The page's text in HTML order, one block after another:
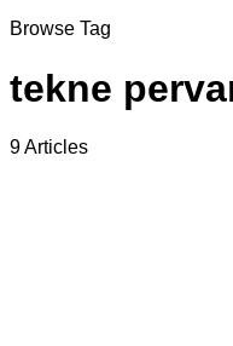
Browse Tag
tekne
9 Articles